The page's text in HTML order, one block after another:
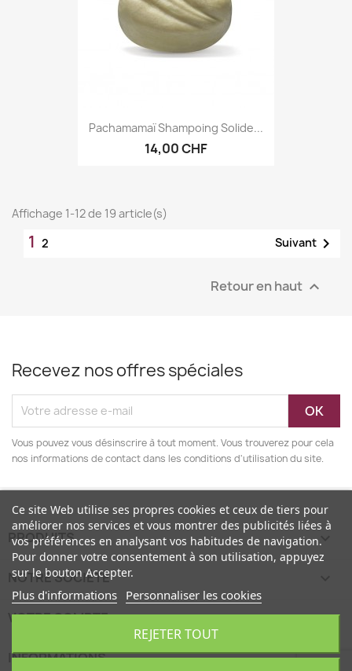
Pachamamaï Shampoing Solide...
14,00 CHF
Affichage 1-12 de 19 article(s)
1 2 Suivant 
Retour en haut 
Recevez nos offres spéciales
Vous pouvez vous désinscrire à tout moment. Vous trouverez pour cela
nos informations de contact dans les conditions d'utilisation du site.
PRODUITS 
NOTRE SOCIÉTÉ
VOTRE COMPTE 
INFORMATIONS keyboard_arrow_down
Ce site Web utilise ses propres cookies et ceux de tiers pour
améliorer nos services et vous montrer des publicités liées à
vos préférences en analysant vos habitudes de navigation.
Pour donner votre consentement à son utilisation, appuyez
sur le bouton Accepter.
Plus d'informations Personnaliser les cookies
REJETER TOUT